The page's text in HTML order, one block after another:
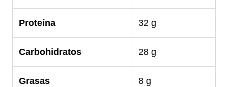
Proteína 32 g
Carbohidratos 28 g
Grasas 8 g